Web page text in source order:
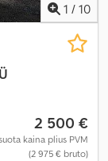
1 / 10
2 500 €
kaina plius PVM
(2 975 € bruto)